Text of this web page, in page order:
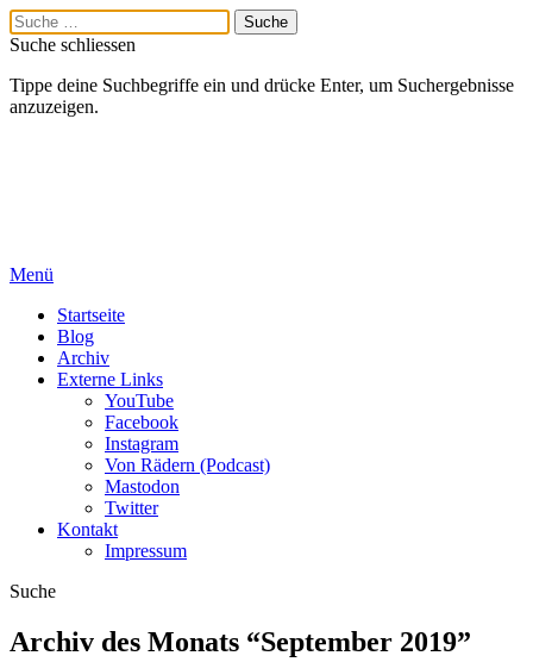
Suche schliessen
Tippe deine Suchbegriffe ein und drücke Enter, um Suchergebnisse
anzuzeigen.
Menü
Startseite
Blog
Archiv
Externe Links
YouTube
Facebook
Instagram
Von Rädern (Podcast)
Mastodon
Twitter
Kontakt
Impressum
Suche
Archiv des Monats “September 2019”